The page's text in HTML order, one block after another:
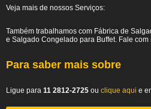
Veja mais de nossos Serviços:
Também trabalhamos com Fábrica de
e Salgado Congelado para Buffet. Fale
Para saber mais sobre
Ligue para 11 2812-2725 ou clique aqui e